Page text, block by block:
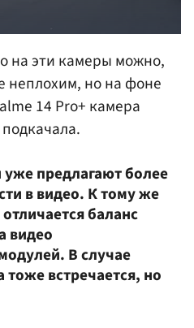
на эти камеры можно,
неплохим, но на фоне
14 Pro+ камера
предлагают более
в видео. К тому же
баланс
видео
В случае
встречается, но